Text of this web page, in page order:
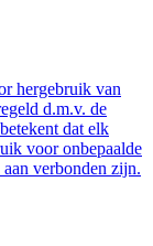
hergebruik van
d.m.v. de
dat elk
voor onbepaalde
verbonden zijn.